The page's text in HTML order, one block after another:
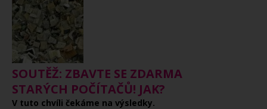
SOUTĚŽ: ZBAVTE SE ZDARMA
STARÝCH POČÍTAČŮ! JAK?
V tuto chvíli čekáme na výsledky.